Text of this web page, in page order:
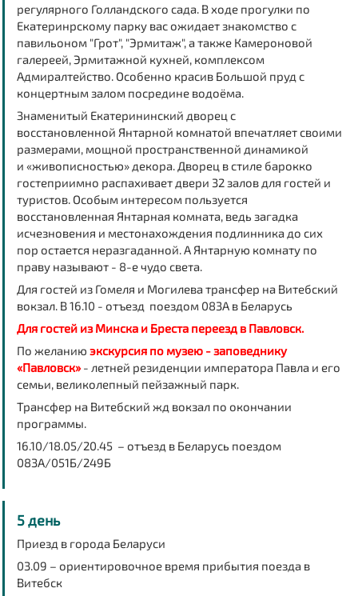
регулярного Голландского сада. В ходе прогулки по
Екатеринрскому парку вас ожидает знакомство с
павильоном "Грот", "Эрмитаж", а также Камероновой
галереей, Эрмитажной кухней, комплексом
Адмиралтейство. Особенно красив Большой пруд с
концертным залом посредине водоёма.
Знаменитый Екатерининский дворец с
восстановленной Янтарной комнатой впечатляет своими
размерами, мощной пространственной динамикой
и «живописностью» декора. Дворец в стиле барокко
гостеприимно распахивает двери 32 залов для гостей и
туристов. Особым интересом пользуется
восстановленная Янтарная комната, ведь загадка
исчезновения и местонахождения подлинника до сих
пор остается неразгаданной. А Янтарную комнату по
праву называют - 8-е чудо света.
Для гостей из Гомеля и Могилева трансфер на Витебский
вокзал. В 16.10 - отъезд поездом 083А в Беларусь
Для гостей из Минска и Бреста переезд в Павловск.
По желанию экскурсия по музею - заповеднику
«Павловск»- летней резиденции императора Павла и его
семьи, великолепный пейзажный парк.
Трансфер на Витебский жд вокзал по окончании
программы.
16.10/18.05/20.45 – отъезд в Беларусь поездом
083А/051Б/249Б
5 день
Приезд в города Беларуси
03.09 – ориентировочное время прибытия поезда в
Витебск